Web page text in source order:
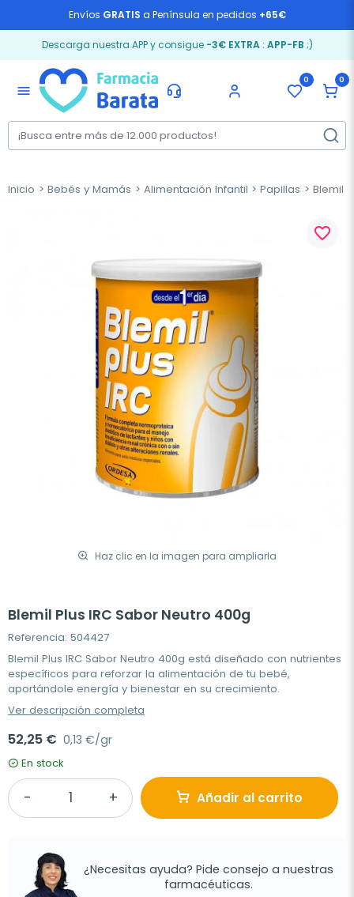
Envíos GRATIS a Península en pedidos +65€
Descarga nuestra APP y consigue -3€ EXTRA: APP-FB ;)
menu
0 0
Inicio Bebés y Mamás Alimentación Infantil Papillas Blemil
Haz clic en la imagen para ampliarla
favorite_border
Blemil Plus IRC Sabor Neutro 400g
Referencia: 504427
Blemil Plus IRC Sabor Neutro 400g está diseñado con nutrientes
específicos para reforzar la alimentación de tu bebé,
aportándole energía y bienestar en su crecimiento.
Ver descripción completa
52,25 € 0,13 €/gr
En stock
Añadir al carrito
¿Necesitas ayuda? Pide consejo a nuestras
farmacéuticas.